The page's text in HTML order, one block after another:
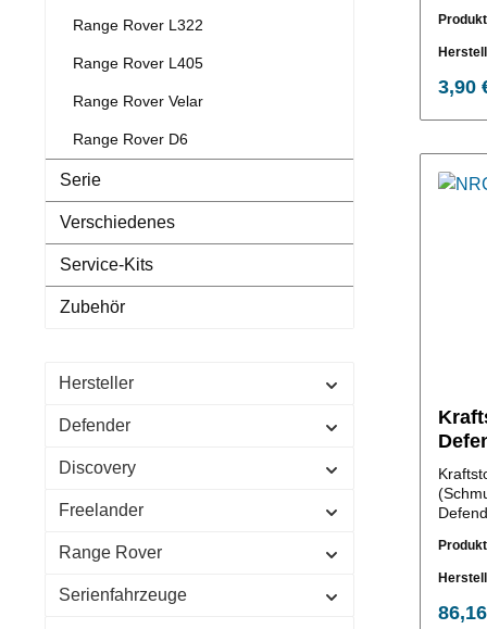
Range Rover L322
Range Rover L405
Range Rover Velar
Range Rover D6
Serie
Verschiedenes
Service-Kits
Zubehör
Hersteller
Defender
Discovery
Freelander
Range Rover
Serienfahrzeuge
Motor
3,90